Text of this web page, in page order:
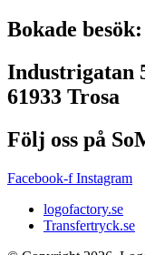
Bokade besök:
Industrigatan
61933 Trosa
Följ oss på
Facebook-f Instagram
logofactory.se
Transfertryck.se